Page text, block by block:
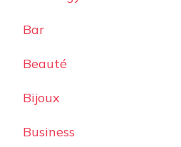
Bar
Beauté
Bijoux
Business